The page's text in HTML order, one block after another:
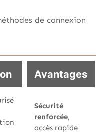
de connexion
Avantages
Sécurité
renforcée,
accès rapide